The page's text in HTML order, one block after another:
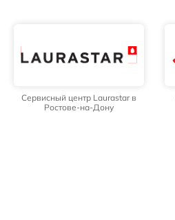
Сервисный центр Laurastar в
Ростове-на-Дону